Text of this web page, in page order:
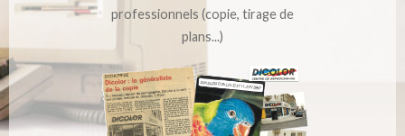
professionnels (copie, tirage de
plans...)